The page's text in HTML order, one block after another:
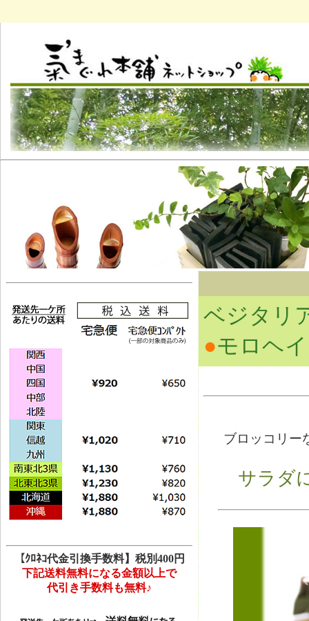
【ｸﾛﾈｺ代金引換手数料】税別400円
下記送料無料になる金額以上で
代引き手数料も無料♪
ベジタリ
●モロヘ
ブロッコリー
サラダ